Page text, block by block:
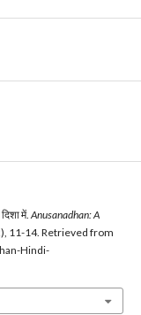
में.Anusanadhan: A
11-14. Retrieved from
Hindi-